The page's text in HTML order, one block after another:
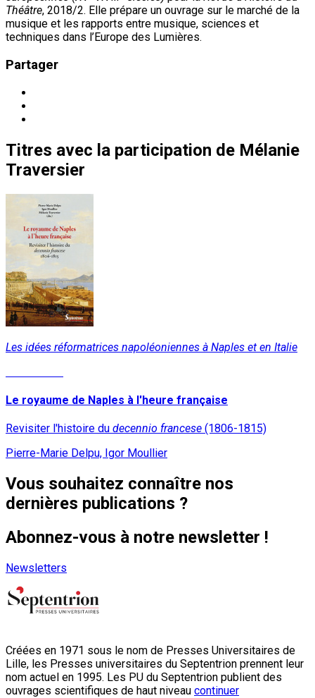
Théâtre, 2018/2. Elle prépare un ouvrage sur le marché de la
musique et les rapports entre musique, sciences et
techniques dans l’Europe des Lumières.
Partager
Titres avec la participation de Mélanie
Traversier
Les idées réformatrices napoléoniennes à Naples et en Italie
Le royaume de Naples à l'heure française
Revisiter l'histoire du decennio francese (1806-1815)
Pierre-Marie Delpu, Igor Moullier
Vous souhaitez connaître nos
dernières publications ?
Abonnez-vous à notre newsletter !
Newsletters
Créées en 1971 sous le nom de Presses Universitaires de
Lille, les Presses universitaires du Septentrion prennent leur
nom actuel en 1995. Les PU du Septentrion publient des
ouvrages scientifiques de haut niveau continuer